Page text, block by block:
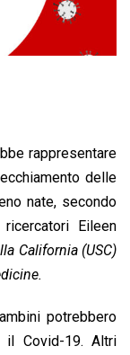
rappresentare
delle
nate, secondo
Eileen
California (USC)
potrebbero
il Covid-19. Altri